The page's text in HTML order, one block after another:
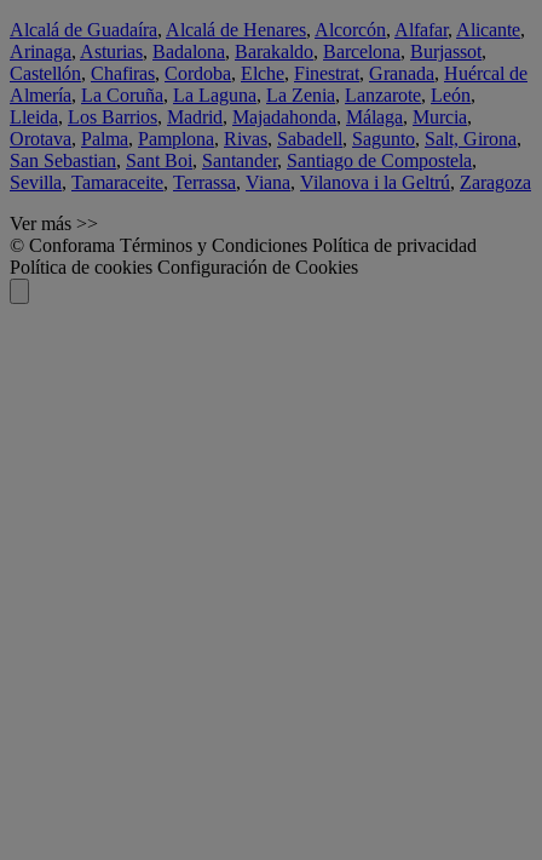
Alcalá de Guadaíra, Alcalá de Henares, Alcorcón, Alfafar, Alicante,
Arinaga, Asturias, Badalona, Barakaldo, Barcelona, Burjassot,
Castellón, Chafiras, Cordoba, Elche, Finestrat, Granada, Huércal de
Almería, La Coruña, La Laguna, La Zenia, Lanzarote, León,
Lleida, Los Barrios, Madrid, Majadahonda, Málaga, Murcia,
Orotava, Palma, Pamplona, Rivas, Sabadell, Sagunto, Salt, Girona,
San Sebastian, Sant Boi, Santander, Santiago de Compostela,
Sevilla, Tamaraceite, Terrassa, Viana, Vilanova i la Geltrú, Zaragoza
Ver más >>
© Conforama Términos y Condiciones Política de privacidad
Política de cookies Configuración de Cookies